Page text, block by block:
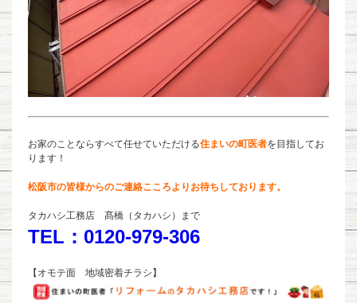
お家のことならすべて任せていただける住まいの町医者を目指してお
ります！
松阪市の皆様からのご連絡こころよりお待ちしております。
タカハシ工務店 髙橋（タカハシ）まで
TEL：0120-979-306
【オモテ面 地域密着チラシ】